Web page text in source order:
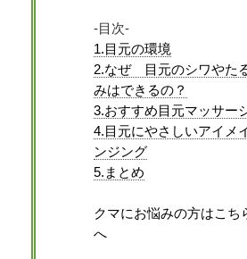
-目次-
1.目元の環境
2.なぜ 目元のシワやた
みはできるの？
3.おすすめ目元マッサー
4.目元にやさしいアイメ
ンジング
5.まとめ
クマにお悩みの方はこち
へ